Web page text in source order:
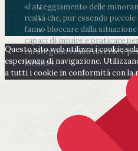
«l’atteggiamento delle
realtà che, pur essendo
fanno bloccare dalla
capaci di intuire e praticare
cui sorgono realtà diverse e
inedite».
Questo sito web utilizza i cookie
esperienza di navigazione.
a tutti i cookie in conformità con la